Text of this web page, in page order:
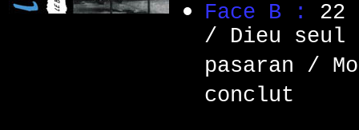
Face B : 22
/ Dieu seul
pasaran /
conclut